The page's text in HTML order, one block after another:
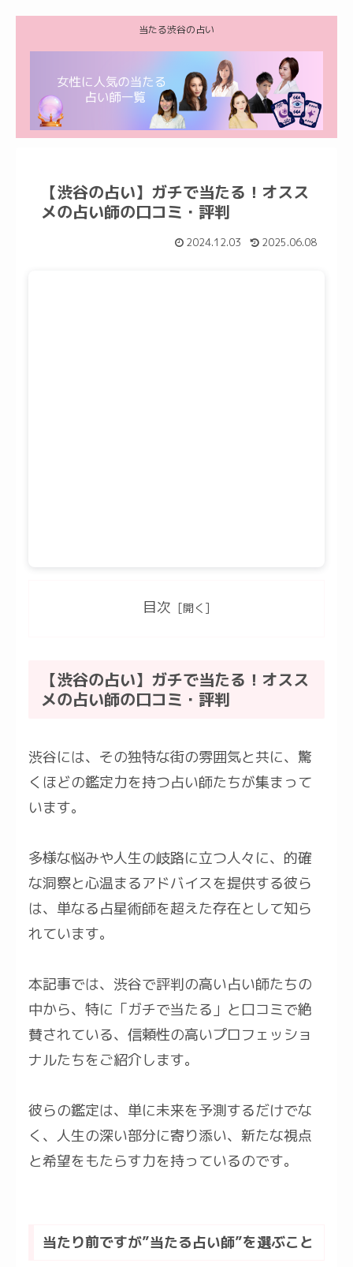
当たる渋谷の占い
【渋谷の占い】ガチで当たる！オスス
メの占い師の口コミ・評判
2024.12.03 2025.06.08
目次
【渋谷の占い】ガチで当たる！オスス
メの占い師の口コミ・評判
渋谷には、その独特な街の雰囲気と共に、驚
くほどの鑑定力を持つ占い師たちが集まって
います。
多様な悩みや人生の岐路に立つ人々に、的確
な洞察と心温まるアドバイスを提供する彼ら
は、単なる占星術師を超えた存在として知ら
れています。
本記事では、渋谷で評判の高い占い師たちの
中から、特に「ガチで当たる」と口コミで絶
賛されている、信頼性の高いプロフェッショ
ナルたちをご紹介します。
彼らの鑑定は、単に未来を予測するだけでな
く、人生の深い部分に寄り添い、新たな視点
と希望をもたらす力を持っているのです。
当たり前ですが”当たる占い師”を選ぶこと